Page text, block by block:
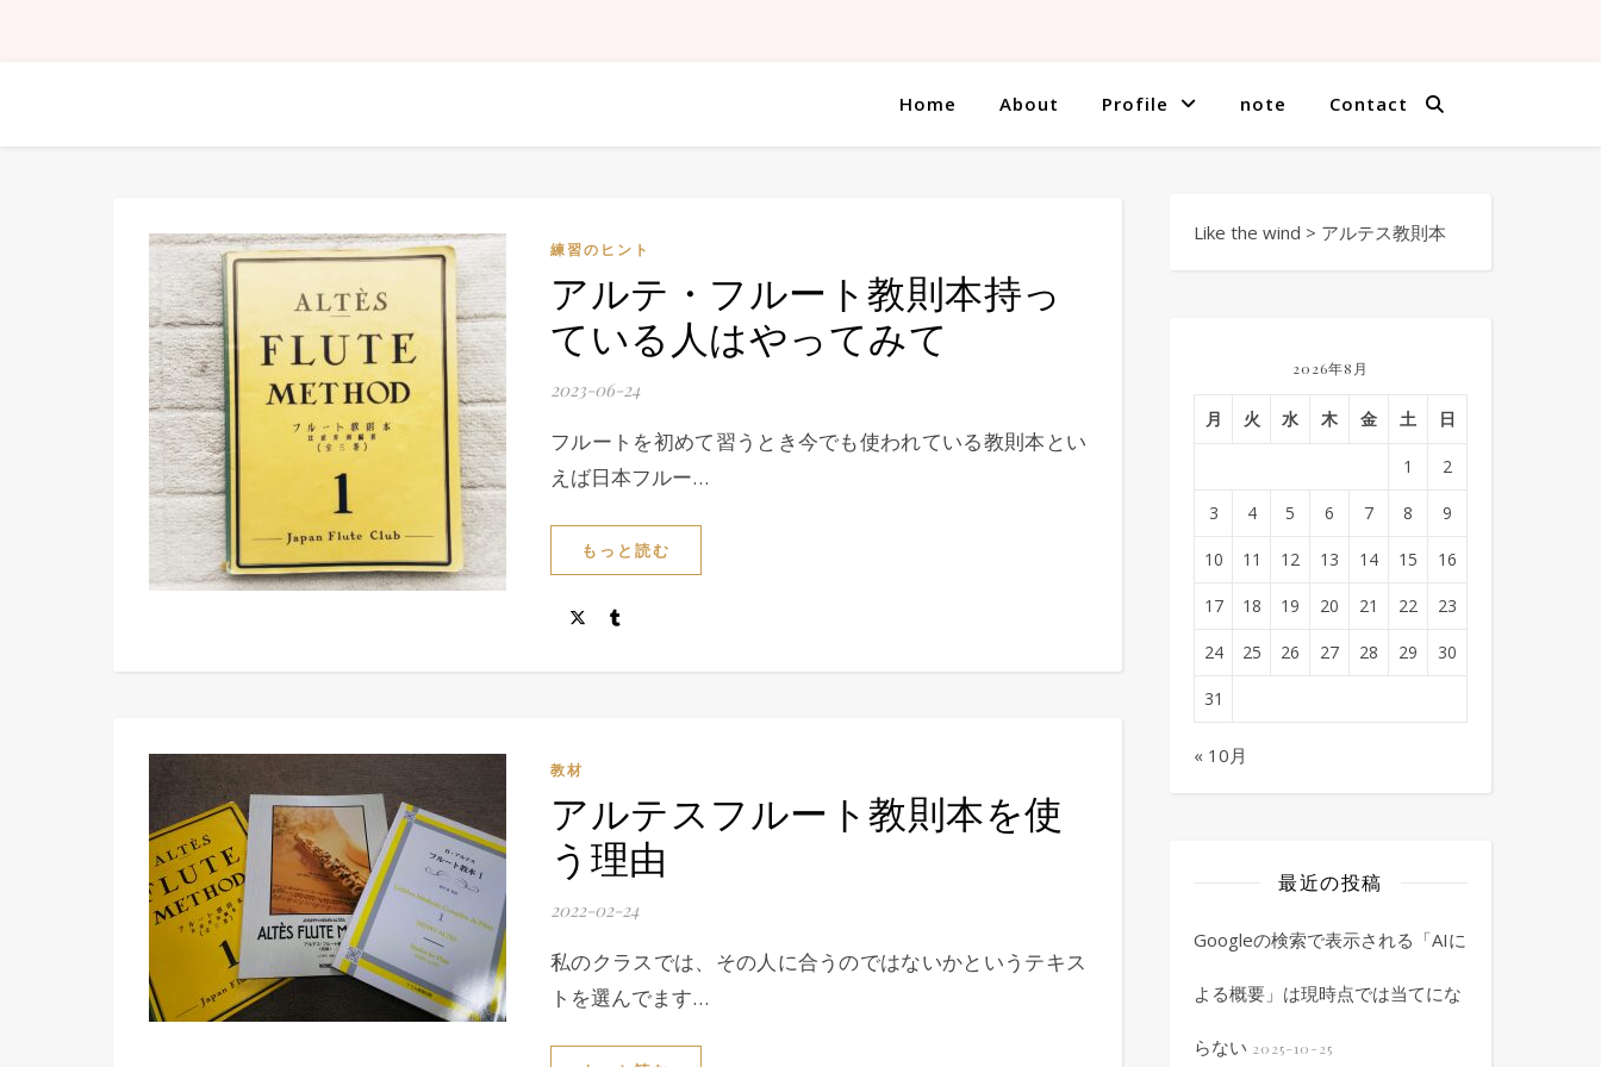
Home About Profile note Contact
練習のヒント
アルテ・フルート教則本持っ
ている人はやってみて
2023-06-24
フルートを初めて習うとき今でも使われている教則本とい
えば日本フルー…
もっと読む
教材
アルテスフルート教則本を使
う理由
2022-02-24
私のクラスでは、その人に合うのではないかというテキス
トを選んでます…
Like the wind > アルテス教則本
2026年8月
月 火 水 木 金 土 日
1 2
3 4 5 6 7 8 9
10 11 12 13 14 15 16
17 18 19 20 21 22 23
24 25 26 27 28 29 30
31
« 10月
最近の投稿
Googleの検索で表示される「AIに
よる概要」は現時点では当てにな
らない 2025-10-25